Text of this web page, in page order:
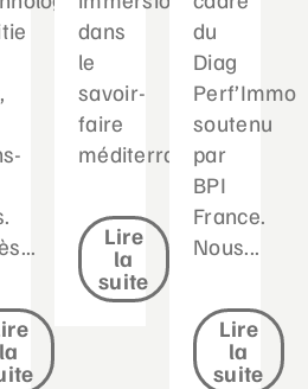
la
dans
le
savoir-
faire
méditerranéen...
Lire
la
suite
du
Diag
Perf’Immo
soutenu
par
BPI
France.
Nous...
Lire
la
suite